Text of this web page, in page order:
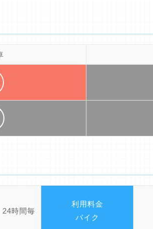
24時間毎
利用料金
バイク